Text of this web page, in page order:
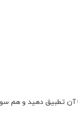
تطبیق دهید و هم